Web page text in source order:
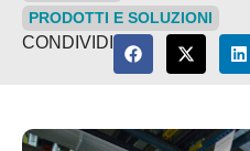
PRODOTTI E SOLUZIONI
CONDIVIDI